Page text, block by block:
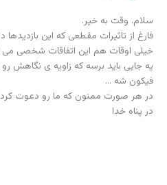
سلام. وقت به خیر.
فارغ از تاثیرات مقطعی که این بازدیدها
خیلی اوقات هم این اتفاقات شخصی می
یه جایی باید برسه که زاویه ی نگاهش
فیکون شه …
در هر صورت ممنون که ما رو دعوت
در پناه خدا